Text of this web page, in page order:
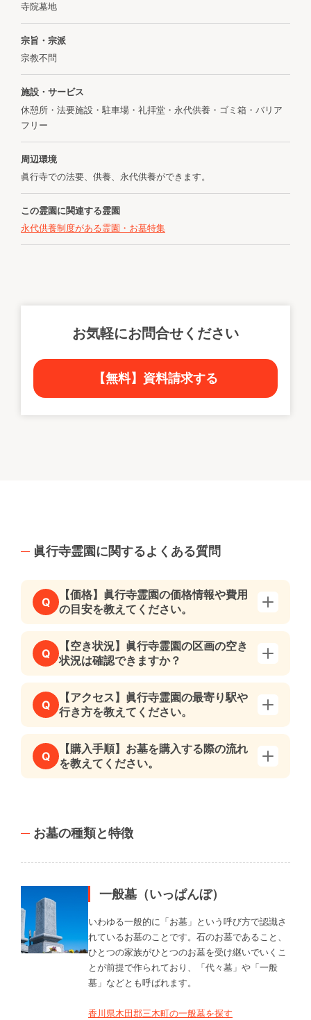
寺院墓地
宗旨・宗派
宗教不問
施設・サービス
休憩所・法要施設・駐車場・礼拝堂・永代供養・ゴミ箱・バリア
フリー
周辺環境
眞行寺での法要、供養、永代供養ができます。
この霊園に関連する霊園
永代供養制度がある霊園・お墓特集
お気軽にお問合せください
【無料】資料請求する
眞行寺霊園に関するよくある質問
Q
【価格】眞行寺霊園の価格情報や費用
の目安を教えてください。
Q
【空き状況】眞行寺霊園の区画の空き
状況は確認できますか？
Q
【アクセス】眞行寺霊園の最寄り駅や
行き方を教えてください。
Q
【購入手順】お墓を購入する際の流れ
を教えてください。
お墓の種類と特徴
一般墓（いっぱんぼ）
いわゆる一般的に「お墓」という呼び方で認識さ
れているお墓のことです。石のお墓であること、
ひとつの家族がひとつのお墓を受け継いでいくこ
とが前提で作られており、「代々墓」や「一般
墓」などとも呼ばれます。
香川県木田郡三木町の一般墓を探す